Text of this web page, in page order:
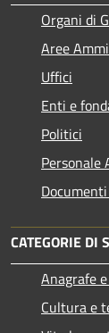
Organi di
Aree
Uffici
Enti e
Politici
CATEGORIE DI
Anagrafe
Cultura e